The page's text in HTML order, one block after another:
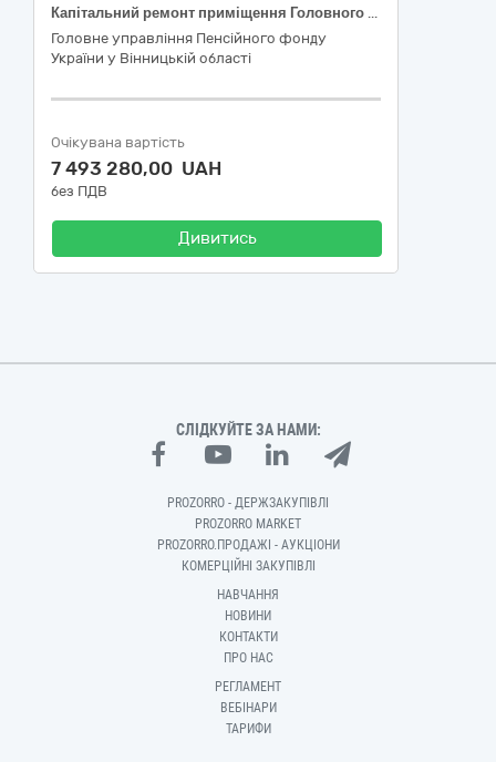
Капітальний ремонт приміщення Головного управління Пенсійного фонду України у Вінницькій області, розміщеного за адресою: вул. Нестерчука В., 32, м. Калинівка Вінницької області
Головне управління Пенсійного фонду
України у Вінницькій області
Очікувана вартість
7 493 280,00 UAH
без ПДВ
Дивитись
СЛІДКУЙТЕ ЗА НАМИ:
PROZORRO - ДЕРЖЗАКУПІВЛІ
PROZORRO MARKET
PROZORRO.ПРОДАЖІ - АУКЦІОНИ
КОМЕРЦІЙНІ ЗАКУПІВЛІ
НАВЧАННЯ
НОВИНИ
КОНТАКТИ
ПРО НАС
РЕГЛАМЕНТ
ВЕБІНАРИ
ТАРИФИ